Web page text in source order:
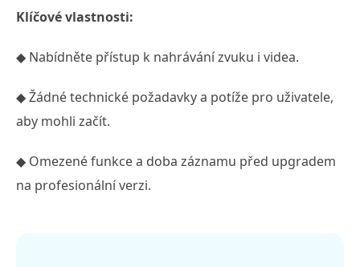
Klíčové vlastnosti:
◆ Nabídněte přístup k nahrávání zvuku i videa.
◆ Žádné technické požadavky a potíže pro uživatele,
aby mohli začít.
◆ Omezené funkce a doba záznamu před upgradem
na profesionální verzi.